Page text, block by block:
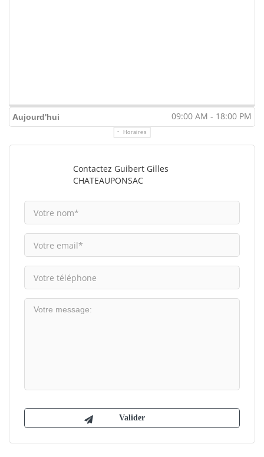
Aujourd'hui 09:00 AM - 18:00 PM
Horaires
Contactez Guibert Gilles
CHATEAUPONSAC